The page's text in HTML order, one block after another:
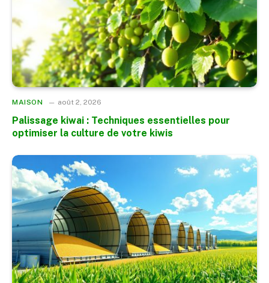
MAISON août 2, 2026
Palissage kiwai : Techniques essentielles pour
optimiser la culture de votre kiwis